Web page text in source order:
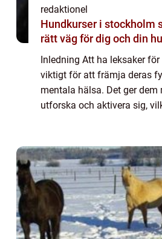
redaktionel
Hundkurser i stockholm så hittar du
rätt väg för dig och din
Inledning Att ha leksaker
viktigt för att främja deras
mentala hälsa. Det ger
utforska och aktivera sig,